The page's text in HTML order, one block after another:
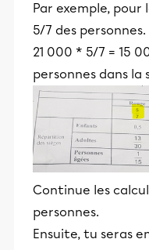
Par exemple,
5/7 des personnes.
21 000 * 5/7 = 15
personnes dans la
Continue les
personnes.
Ensuite, tu seras